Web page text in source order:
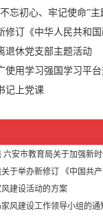
忘初心、牢记使命”
退休党支部主题活动
使用学习强国学习平台
记上党课
建设活动的方案
风建设工作领导小组的通